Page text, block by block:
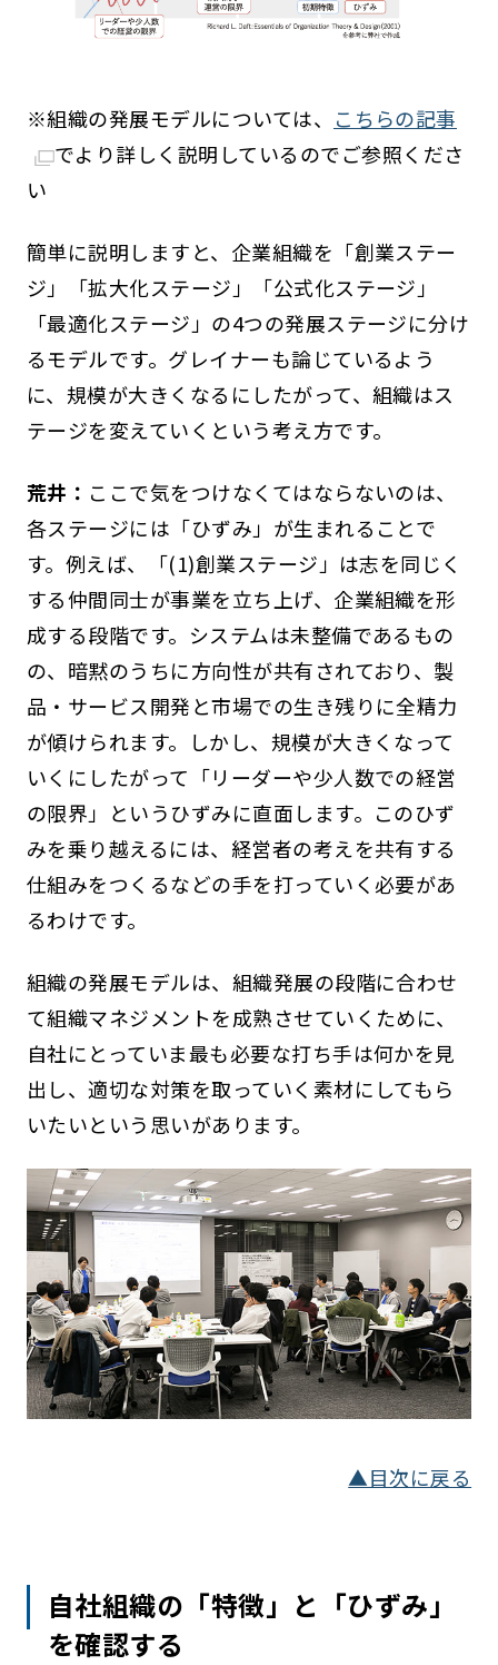
※組織の発展モデルについては、 こちらの記事
でより詳しく説明しているのでご参照くださ
い
簡単に説明しますと、企業組織を「創業ステー
ジ」「拡大化ステージ」「公式化ステージ」
「最適化ステージ」の4つの発展ステージに分け
るモデルです。グレイナーも論じているよう
に、規模が大きくなるにしたがって、組織はス
テージを変えていくという考え方です。
荒井： ここで気をつけなくてはならないのは、
各ステージには「ひずみ」が生まれることで
す。例えば、「(1)創業ステージ」は志を同じく
する仲間同士が事業を立ち上げ、企業組織を形
成する段階です。システムは未整備であるもの
の、暗黙のうちに方向性が共有されており、製
品・サービス開発と市場での生き残りに全精力
が傾けられます。しかし、規模が大きくなって
いくにしたがって「リーダーや少人数での経営
の限界」というひずみに直面します。このひず
みを乗り越えるには、経営者の考えを共有する
仕組みをつくるなどの手を打っていく必要があ
るわけです。
組織の発展モデルは、組織発展の段階に合わせ
て組織マネジメントを成熟させていくために、
自社にとっていま最も必要な打ち手は何かを見
出し、適切な対策を取っていく素材にしてもら
いたいという思いがあります。
▲目次に戻る
自社組織の「特徴」と「ひずみ」
を確認する